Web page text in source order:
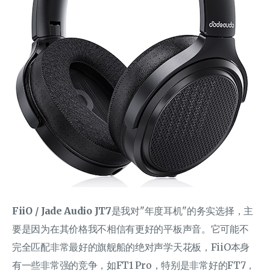
FiiO / Jade Audio JT7是我对"年度耳机"的务实选择，主
要是因为在其价格我不相信有更好的平板声音。它可能不
完全匹配非常最好的旗舰船的绝对声学天花板，FiiO本身
有一些非常强的竞争，如FT1 Pro，特别是非常好的FT7，